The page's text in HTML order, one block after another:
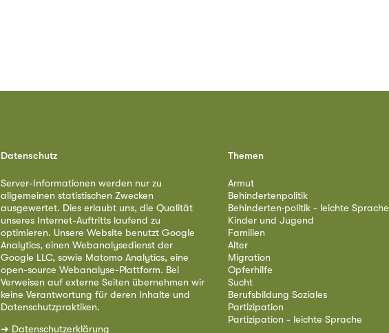
Datenschutz
Server-Informationen werden nur zu
allgemeinen statistischen Zwecken
ausgewertet. Dies erlaubt uns, die Qualität
unseres Internet-Auftritts laufend zu
optimieren. Unsere Website benutzt Google
Analytics, einen Webanalysedienst der
Google LLC, sowie Matomo Analytics, eine
open-source Webanalyse-Plattform. Bei
Verweisen auf externe Seiten übernehmen wir
keine Verantwortung für deren Inhalte und
Datenschutzpraktiken.
➜ Datenschutzerklärung
Themen
Armut
Behindertenpolitik
Behinderten·politik - leichte Sprache
Kinder und Jugend
Familien
Alter
Migration
Opferhilfe
Sucht
Berufsbildung Soziales
Partizipation
Partizipation - leichte Sprache